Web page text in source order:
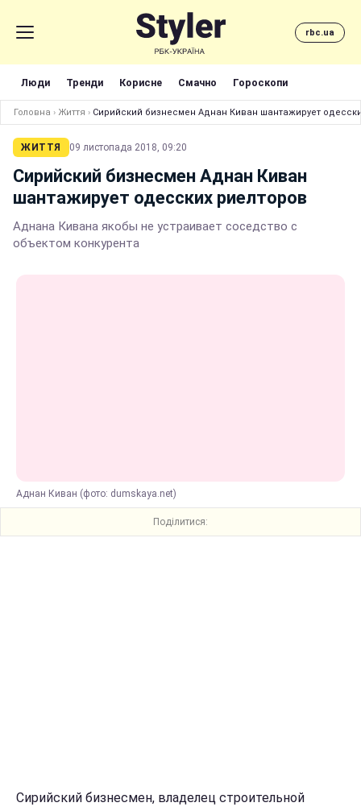
rbc.ua
Люди Тренди Корисне Смачно Гороскопи
Головна › Життя › Сирийский бизнесмен Аднан Киван шантажирует
ЖИТТЯ 09 листопада 2018, 09:20
Сирийский бизнесмен Аднан Киван
шантажирует одесских риелторов
Аднана Кивана якобы не устраивает соседство с
объектом конкурента
Аднан Киван (фото: dumskaya.net)
Поділитися:
Сирийский бизнесмен, владелец строительной